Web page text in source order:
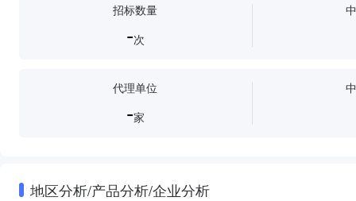
招标数量
-次
代理单位
-家
地区分析/产品分析/企业分析